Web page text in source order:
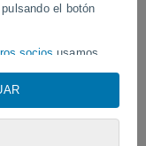
el botón
socios usamos
similares para
como su
algunos
virtud de un